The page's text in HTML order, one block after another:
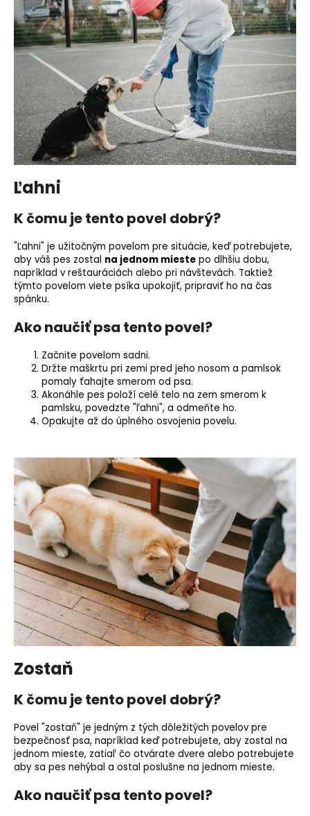
Ľahni
K čomu je tento povel dobrý?
"Ľahni" je užitočným povelom pre situácie, keď potrebujete,
aby váš pes zostal na jednom mieste po dlhšiu dobu,
napríklad v reštauráciách alebo pri návštevách. Taktiež
týmto povelom viete psíka upokojiť, pripraviť ho na čas
spánku.
Ako naučiť psa tento povel?
Začnite povelom sadni.
Držte maškrtu pri zemi pred jeho nosom a pamlsok
pomaly ťahajte smerom od psa.
Akonáhle pes položí celé telo na zem smerom k
pamlsku, povedzte "ľahni", a odmeňte ho.
Opakujte až do úplného osvojenia povelu.
Zostaň
K čomu je tento povel dobrý?
Povel "zostaň" je jedným z tých dôležitých povelov pre
bezpečnosť psa, napríklad keď potrebujete, aby zostal na
jednom mieste, zatiaľ čo otvárate dvere alebo potrebujete
aby sa pes nehýbal a ostal poslušne na jednom mieste.
Ako naučiť psa tento povel?